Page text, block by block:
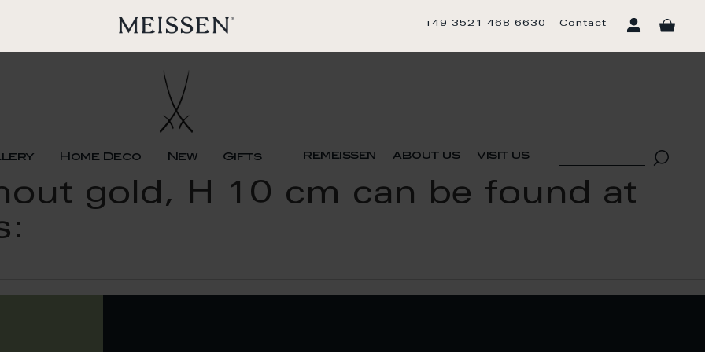
+49 3521 468 6630 Contact
Home Deco New Gifts remeissen about us visit us
gold, H 10 cm can be found at